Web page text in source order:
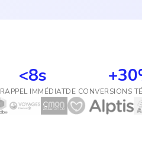
<8s
RAPPEL IMMÉDIATDE CONVERSIONS